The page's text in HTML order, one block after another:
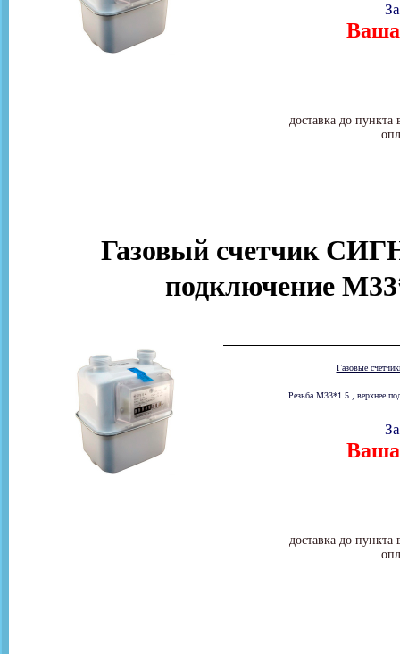
Ваша
доставка до
Газовый счетчик
подключение
Газовые
Резьба М33*1.5 , верхнее
Ваша
доставка до